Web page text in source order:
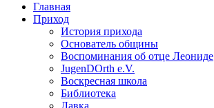
Главная
Приход
История прихода
Основатель общины
Воспоминания об отце Леониде
JugenDOrth e.V.
Воскресная школа
Библиотека
Лавка